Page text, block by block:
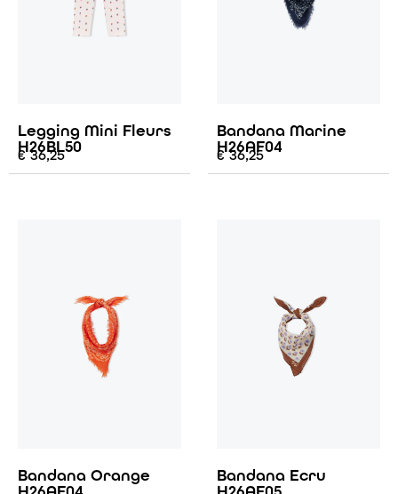
Legging Mini Fleurs
H26BL50
€36,25
Bandana Marine
H26AF04
€36,25
Bandana Orange
Bandana Ecru